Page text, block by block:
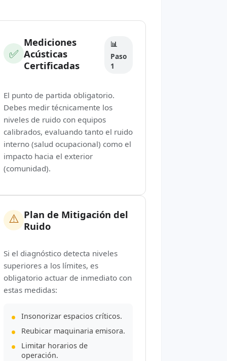
✅
Mediciones
Acústicas
Certificadas
📊
Paso
1
El punto de partida obligatorio.
Debes medir técnicamente los
niveles de ruido con equipos
calibrados, evaluando tanto el ruido
interno (salud ocupacional) como el
impacto hacia el exterior
(comunidad).
⚠️ Plan de Mitigación del
Ruido
Si el diagnóstico detecta niveles
superiores a los límites, es
obligatorio actuar de inmediato con
estas medidas:
Insonorizar espacios críticos.
Reubicar maquinaria emisora.
Limitar horarios de
operación.